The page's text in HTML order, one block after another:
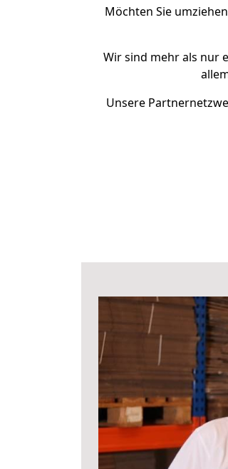
Möchten Sie
Wir sind mehr als nur
Unsere